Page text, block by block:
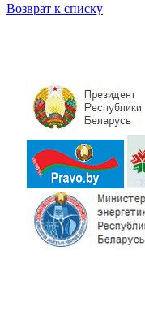
Возврат к списку